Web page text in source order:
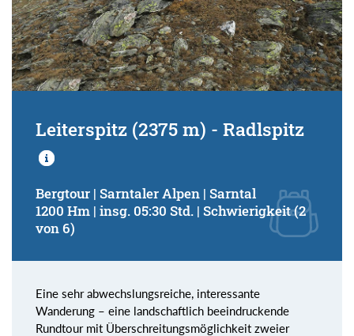
Leiterspitz (2375 m) - Radlspitz
Bergtour | Sarntaler Alpen | Sarntal
1200 Hm | insg. 05:30 Std. | Schwierigkeit (2
von 6)
Eine sehr abwechslungsreiche, interessante
Wanderung – eine landschaftlich beeindruckende
Rundtour mit Überschreitungsmöglichkeit zweier